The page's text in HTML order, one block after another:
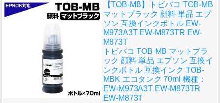
【TOB-MB】トビバコ TOB-MB
マットブラック 顔料 単品 エプ
ソン 互換インクボトル EW-
M973A3T EW-M873TR EW-
M873T
トビバコ TOB-MB マットブラ
ック 顔料 単品 エプソン 互換イ
ンクボトル 互換インク TOB-
MBK エコタンク 70ml 機種：
EW-M973A3T EW-M873TR
EW-M873T